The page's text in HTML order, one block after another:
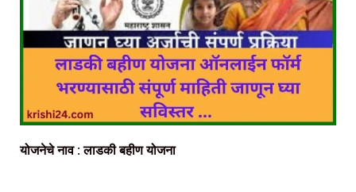
योजनेचे नाव : लाडकी बहीण योजना